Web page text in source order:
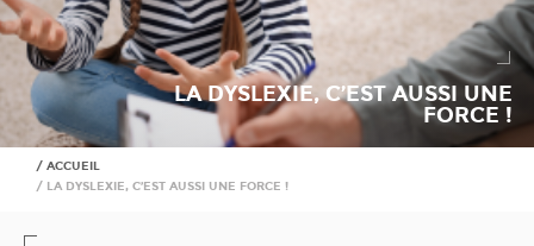
LA DYSLEXIE, C’EST AUSSI UNE
FORCE !
ACCUEIL
LA DYSLEXIE, C’EST AUSSI UNE FORCE !